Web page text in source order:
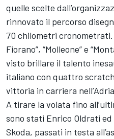
quelle scelte
rinnovato il percorso
70 chilometri cronometrati.
Fiorano”, “Molleone” e
visto brillare il talento
italiano con quattro
vittoria in carriera
A tirare la volata fino
sono stati Enrico Oldrati ed
Skoda, passati in testa